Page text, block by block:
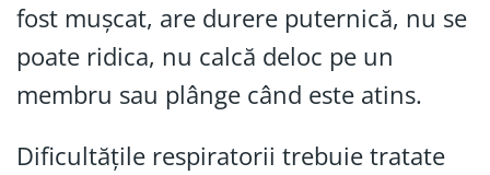
fost mușcat, are durere puternică, nu se
poate ridica, nu calcă deloc pe un
membru sau plânge când este atins.
Dificultățile respiratorii trebuie tratate